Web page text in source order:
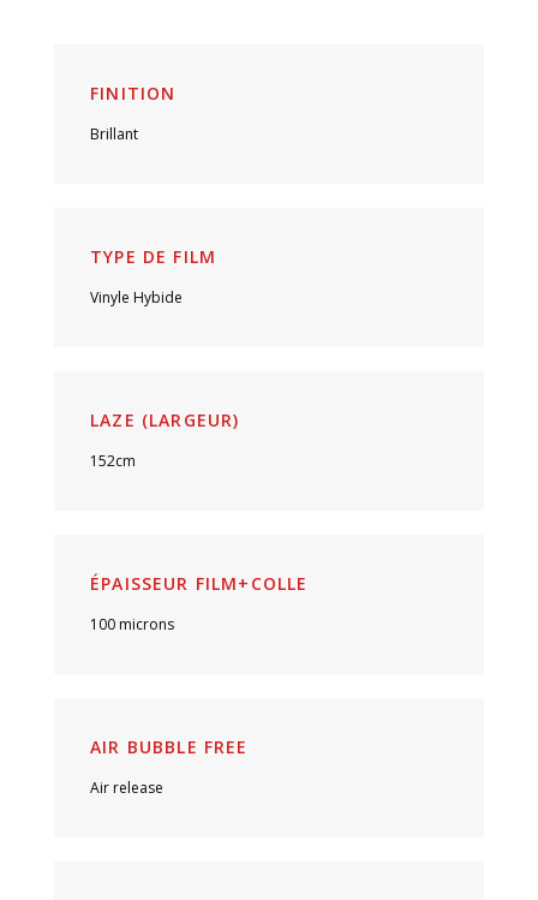
FINITION
Brillant
TYPE DE FILM
Vinyle Hybide
LAZE (LARGEUR)
152cm
ÉPAISSEUR FILM+COLLE
100 microns
AIR BUBBLE FREE
Air release